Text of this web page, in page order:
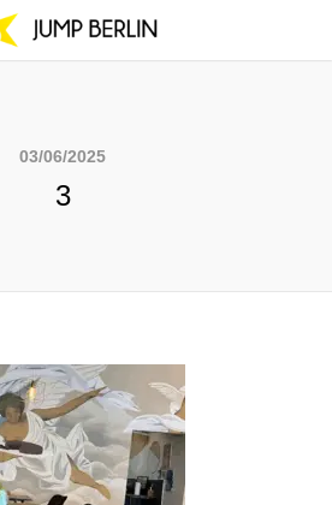
03/06/2025
3